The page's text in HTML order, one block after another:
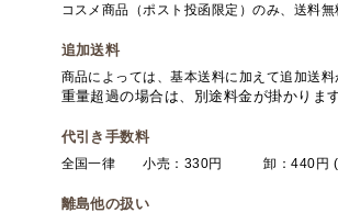
コスメ商品（ポスト投函限定）のみ、送料
追加送料
商品によっては、基本送料に加えて追加送
重量超過の場合は、別途料金が掛かりま
代引き手数料
全国一律 小売：330円 卸：440円 (
離島他の扱い